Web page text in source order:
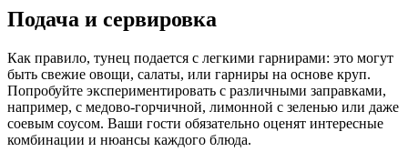
Подача и сервировка
Как правило, тунец подается с легкими гарнирами: это могут
быть свежие овощи, салаты, или гарниры на основе круп.
Попробуйте экспериментировать с различными заправками,
например, с медово-горчичной, лимонной с зеленью или даже
соевым соусом. Ваши гости обязательно оценят интересные
комбинации и нюансы каждого блюда.